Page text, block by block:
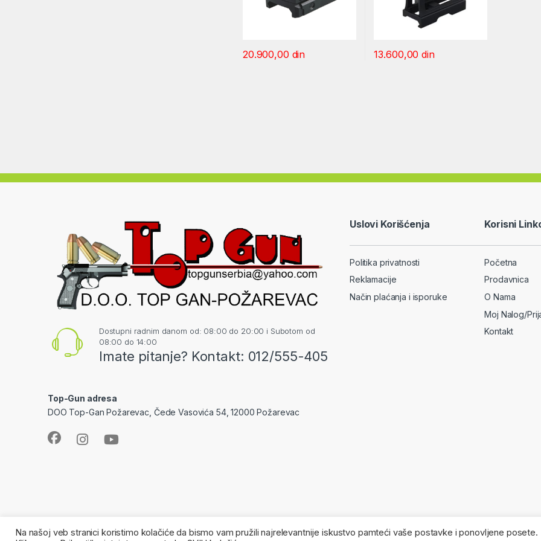
20.900,00 din 13.600,00din
Dostupni radnim danom od: 08:00 do 20:00 i Subotom od
08:00 do 14:00
Imate pitanje? Kontakt: 012/555-405
Top-Gun adresa
DOO Top-Gan Požarevac, Čede Vasovića 54, 12000 Požarevac
Uslovi Korišćenja
Politika privatnosti
Reklamacije
Način plaćanja i isporuke
Korisni
Početna
Prodavnica
O Nama
Moj Nalog/
Kontakt
Na našoj veb stranici koristimo kolačiće da bismo vam pružili najrelevantnije iskustvo pamteći vaše postavke i ponovljene posete.